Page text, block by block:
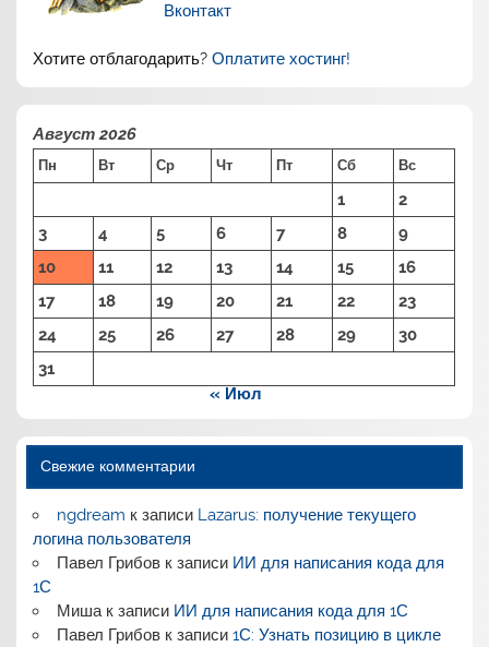
Вконтакт
Хотите отблагодарить?Оплатите хостинг!
Август 2026
Пн Вт Ср Чт Пт Сб Вс
1
2
3
4 5 6 7 8
9
10
11 12 13 14 15
16
17
18 19 20 21 22
23
24
25 26 27 28 29
30
31
« Июл
Свежие комментарии
ngdream к записи Lazarus: получение текущего
логина пользователя
Павел Грибовк записи ИИ для написания кода для
1С
Мишак записи ИИ для написания кода для 1С
Павел Грибовк записи 1С: Узнать позицию в цикле